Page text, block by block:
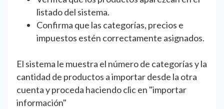
listado del sistema.
Confirma que las categorías, precios e
impuestos estén correctamente asignados.
El sistema le muestra el número de categorías y la
cantidad de productos a importar desde la otra
cuenta y proceda haciendo clic en "importar
información"